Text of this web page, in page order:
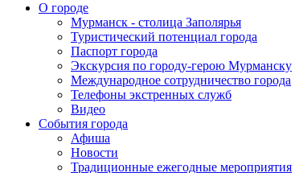
О городе
Мурманск - столица Заполярья
Туристический потенциал города
Паспорт города
Экскурсия по городу-герою Мурманску
Международное сотрудничество города
Телефоны экстренных служб
Видео
События города
Афиша
Новости
Традиционные ежегодные мероприятия